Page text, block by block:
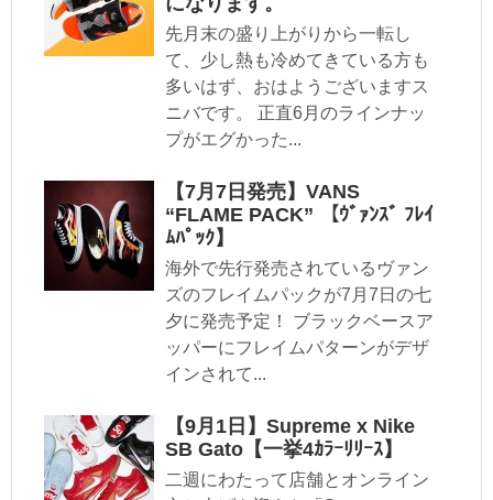
先月末の盛り上がりから一転し
て、少し熱も冷めてきている方も
多いはず、おはようございますス
ニバです。 正直6月のラインナッ
プがエグかった...
【7月7日発売】VANS
“FLAME PACK” 【ｳﾞｧﾝｽﾞ ﾌﾚｲ
ﾑﾊﾟｯｸ】
海外で先行発売されているヴァン
ズのフレイムパックが7月7日の七
夕に発売予定！ ブラックベースア
ッパーにフレイムパターンがデザ
インされて...
【9月1日】Supreme x Nike
SB Gato【一挙4ｶﾗｰﾘﾘｰｽ】
二週にわたって店舗とオンライン